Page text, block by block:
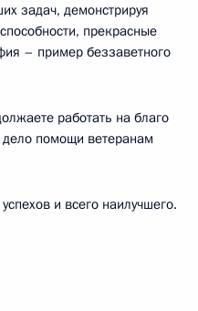
задач, демонстрируя
прекрасные
– пример беззаветного
работать на благо
помощи ветеранам
и всего наилучшего.